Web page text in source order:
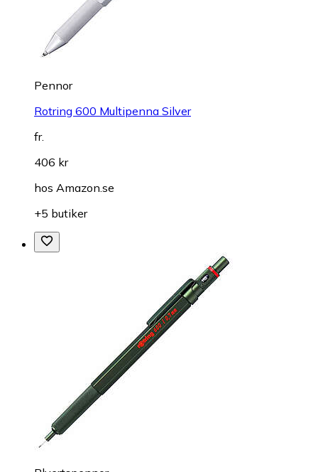
Pennor
Rotring 600 Multipenna Silver
fr.
406 kr
hos Amazon.se
+5 butiker